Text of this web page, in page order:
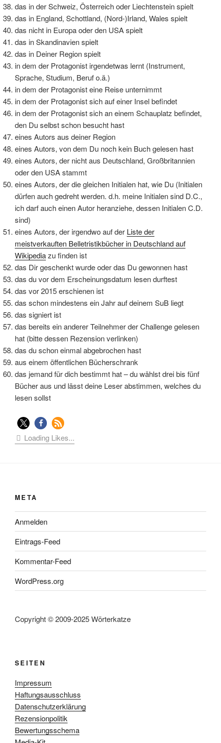
das in der Schweiz, Österreich oder Liechtenstein spielt
das in England, Schottland, (Nord-)Irland, Wales spielt
das nicht in Europa oder den USA spielt
das in Skandinavien spielt
das in Deiner Region spielt
in dem der Protagonist irgendetwas lernt (Instrument,
Sprache, Studium, Beruf o.ä.)
in dem der Protagonist eine Reise unternimmt
in dem der Protagonist sich auf einer Insel befindet
in dem der Protagonist sich an einem Schauplatz befindet,
den Du selbst schon besucht hast
eines Autors aus deiner Region
eines Autors, von dem Du noch kein Buch gelesen hast
eines Autors, der nicht aus Deutschland, Großbritannien
oder den USA stammt
eines Autors, der die gleichen Initialen hat, wie Du (Initialen
dürfen auch gedreht werden. d.h. meine Initialen sind D.C.,
ich darf auch einen Autor heranziehe, dessen Initialen C.D.
sind)
eines Autors, der irgendwo auf der Liste der
meistverkauften Belletristikbücher in Deutschland auf
Wikipediazu finden ist
das Dir geschenkt wurde oder das Du gewonnen hast
das du vor dem Erscheinungsdatum lesen durftest
das vor 2015 erschienen ist
das schon mindestens ein Jahr auf deinem SuB liegt
das signiert ist
das bereits ein anderer Teilnehmer der Challenge gelesen
hat (bitte dessen Rezension verlinken)
das du schon einmal abgebrochen hast
aus einem öffentlichen Bücherschrank
das jemand für dich bestimmt hat – du wählst drei bis fünf
Bücher aus und lässt deine Leser abstimmen, welches du
lesen sollst
Loading Likes...
META
Anmelden
Eintrags-Feed
Kommentar-Feed
WordPress.org
Copyright © 2009-2025 Wörterkatze
SEITEN
Impressum
Haftungsausschluss
Datenschutzerklärung
Rezensionpolitik
Bewertungsschema